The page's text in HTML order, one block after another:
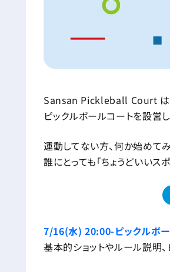
Sansan Pickleball Court は、
ピックルボールコートを設営
運動してない方、何か始めて
誰にとっても「ちょうどいいス
7/16(水) 20:00-ピックルボ
基本的ショットやルール説明